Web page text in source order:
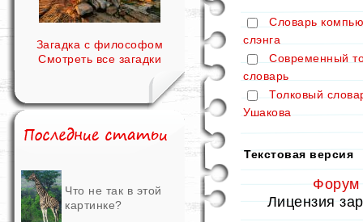
Загадка с философом
Смотреть все загадки
Что не так в этой
картинке?
Словарь
слэнга
Современный
словарь
Толковый
Ушакова
Текстовая версия
Форум
Лицензия